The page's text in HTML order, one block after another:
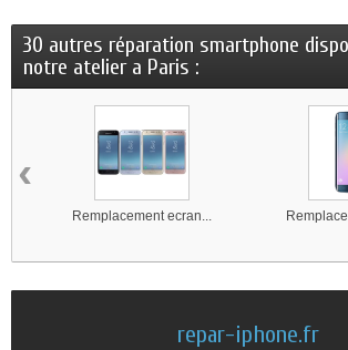
30 autres réparation smartphone
notre atelier a Paris :
Remplacement ecran...
‹
repar-iphone.fr